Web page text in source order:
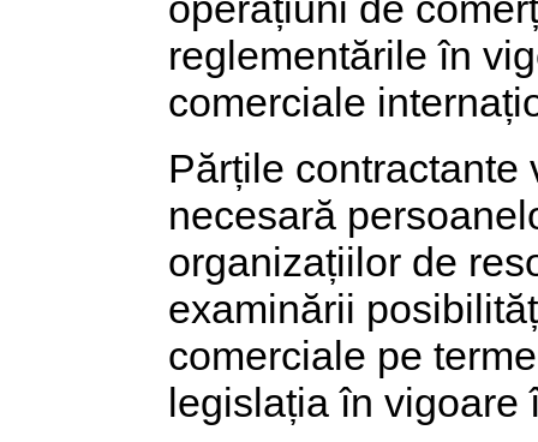
reglementările în
comerciale
Părțile contractante
necesară
organizațiilor de
examinării
comerciale pe
legislația în vigoare